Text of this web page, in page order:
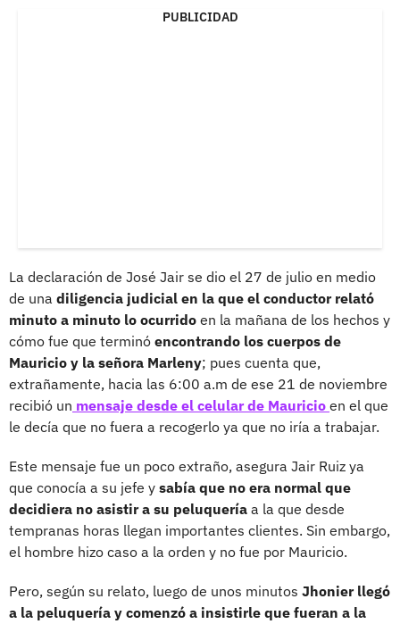
PUBLICIDAD
La declaración de José Jair se dio el 27 de julio en medio
de una diligencia judicial en la que el conductor relató
minuto a minuto lo ocurrido en la mañana de los hechos y
cómo fue que terminó encontrando los cuerpos de
Mauricio y la señora Marleny; pues cuenta que,
extrañamente, hacia las 6:00 a.m de ese 21 de noviembre
recibió un mensaje desde el celular de Mauricio en el que
le decía que no fuera a recogerlo ya que no iría a trabajar.
Este mensaje fue un poco extraño, asegura Jair Ruiz ya
que conocía a su jefe y sabía que no era normal que
decidiera no asistir a su peluquería a la que desde
tempranas horas llegan importantes clientes. Sin embargo,
el hombre hizo caso a la orden y no fue por Mauricio.
Pero, según su relato, luego de unos minutos Jhonier llegó
a la peluquería y comenzó a insistirle que fueran a la